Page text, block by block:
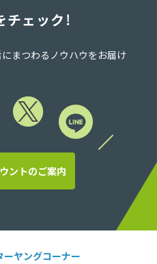
ェック！
まつわるノウハウをお届け
ントのご案内
ヤングコーナー